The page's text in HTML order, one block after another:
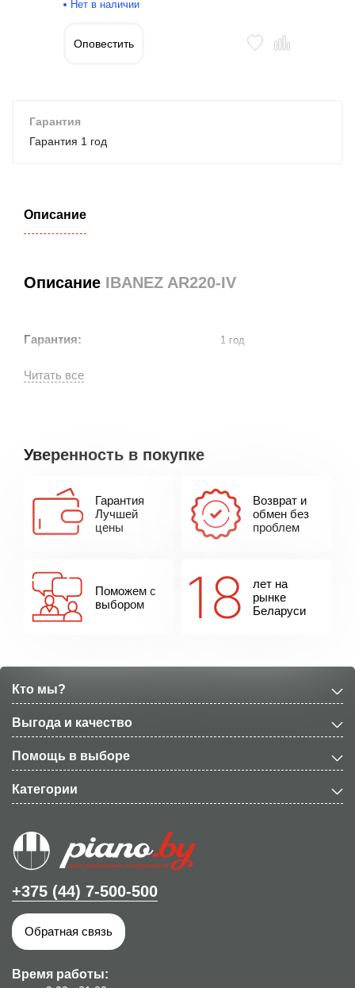
Нет в наличии
Оповестить
Гарантия
Гарантия 1 год
Описание
Описание IBANEZ AR220-IV
Гарантия: 1 год
Уверенность в покупке
Гарантия
Лучшей
цены
Возврат и
обмен без
проблем
Поможем с
выбором
лет на
рынке
Беларуси
Кто мы?
Выгода и качество
Помощь в выборе
Категории
+375 (44) 7-500-500
Обратная связь
Время работы: